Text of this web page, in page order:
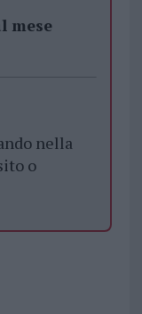
mese
nella
o